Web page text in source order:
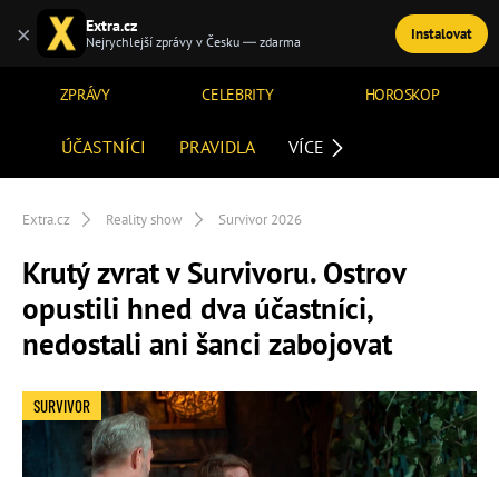
ZPRÁVY CELEBRITY HOROSKOP
TÉMATA
ÚČASTNÍCI PRAVIDLA VÍCE
Extra.cz Reality show Survivor 2026
Krutý zvrat v Survivoru. Ostrov
opustili hned dva účastníci,
nedostali ani šanci zabojovat
SURVIVOR
× Extra.cz
Nejrychlejší zprávy v Česku — zdarma Instalovat